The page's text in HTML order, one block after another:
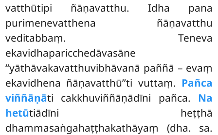
vatthūtipi ñāṇavatthu. Idha pana
purimenevatthena ñāṇavatthu
veditabbaṃ. Teneva
ekavidhaparicchedāvasāne
‘‘yāthāvakavatthuvibhāvanā paññā – evaṃ
ekavidhena ñāṇavatthū’’ti vuttaṃ. Pañca
viññāṇāti cakkhuviññāṇādīni pañca. Na
hetūtiādīni heṭṭhā
dhammasaṅgahaṭṭhakathāyaṃ (dha. sa.